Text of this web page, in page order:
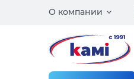
О компании